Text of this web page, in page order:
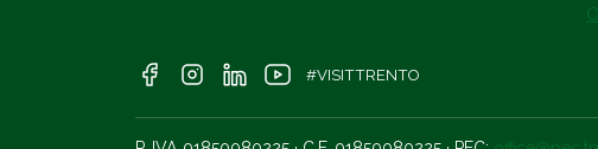
#VISITTRENTO